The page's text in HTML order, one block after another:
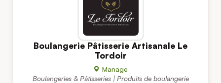
Boulangerie Pâtisserie Artisanale Le
Tordoir
Manage
Boulangeries & Pâtisseries | Produits de boulangerie